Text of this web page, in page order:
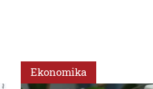
Ekonomika